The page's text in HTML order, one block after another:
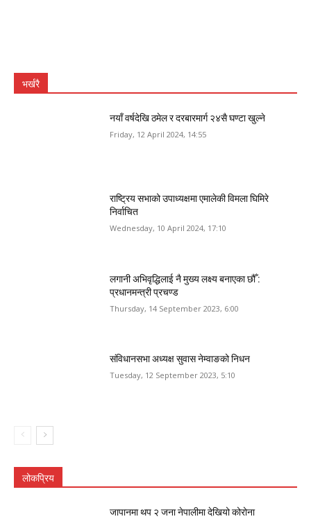
भर्खरै
नयाँ वर्षदेखि ठमेल र दरबारमार्ग २४सै घण्टा खुल्ने
Friday, 12 April 2024, 14:55
राष्ट्रिय सभाको उपाध्यक्षमा एमालेकी विमला घिमिरे
निर्वाचित
Wednesday, 10 April 2024, 17:10
लगानी अभिवृद्धिलाई नै मुख्य लक्ष्य बनाएका छौँ :
प्रधानमन्त्री प्रचण्ड
Thursday, 14 September 2023, 6:00
संविधानसभा अध्यक्ष सुवास नेम्वाङको निधन
Tuesday, 12 September 2023, 5:10
लोकप्रिय
जापानमा थप २ जना नेपालीमा देखियो कोरोना